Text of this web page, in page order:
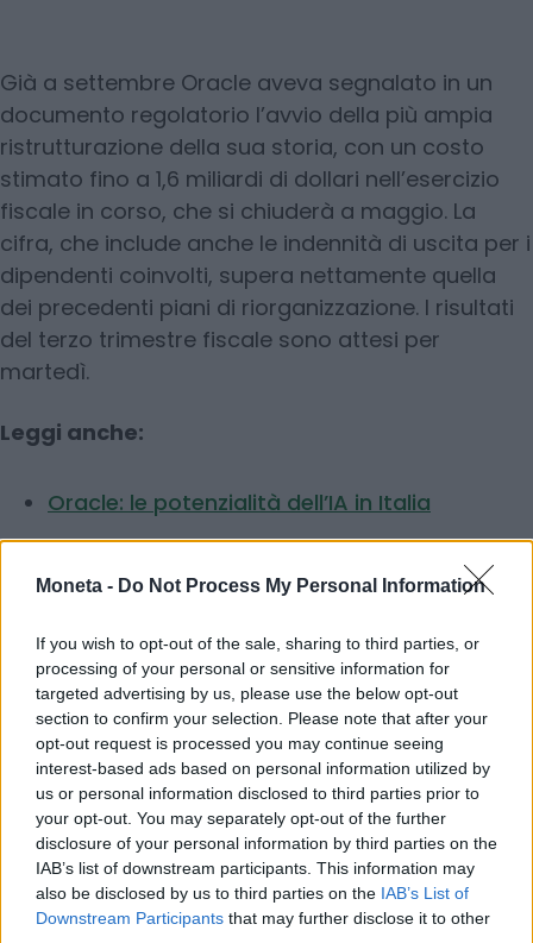
Moneta - Do Not Process My Personal Information
If you wish to opt-out of the sale, sharing to third parties, or
processing of your personal or sensitive information for
targeted advertising by us, please use the below opt-out
section to confirm your selection. Please note that after your
opt-out request is processed you may continue seeing
interest-based ads based on personal information utilized by
us or personal information disclosed to third parties prior to
your opt-out. You may separately opt-out of the further
disclosure of your personal information by third parties on the
IAB’s list of downstream participants. This information may
also be disclosed by us to third parties on the IAB’s List of
Downstream Participants that may further disclose it to other
Già a settembre Oracle aveva segnalato in un
documento regolatorio l’avvio della più ampia
ristrutturazione della sua storia, con un costo
stimato fino a 1,6 miliardi di dollari nell’esercizio
fiscale in corso, che si chiuderà a maggio. La
cifra, che include anche le indennità di uscita per i
dipendenti coinvolti, supera nettamente quella
dei precedenti piani di riorganizzazione. I risultati
del terzo trimestre fiscale sono attesi per
martedì.
Leggi anche:
Oracle: le potenzialità dell’IA in Italia
© RIPRODUZIONE RISERVATA
imprese investimenti
Condividi
Scegli Moneta come fonte preferita